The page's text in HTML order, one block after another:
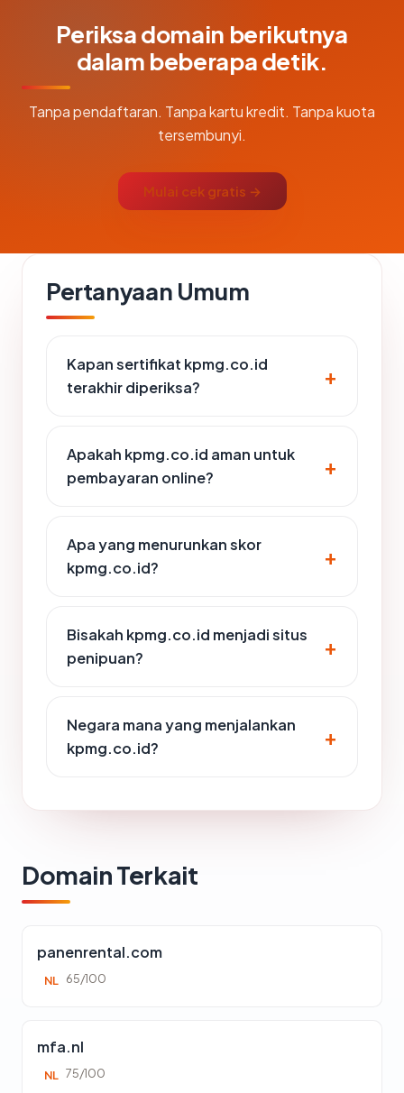
Periksa domain berikutnya
dalam beberapa detik.
Tanpa pendaftaran. Tanpa kartu kredit. Tanpa kuota
tersembunyi.
Mulai cek gratis →
Pertanyaan Umum
Kapan sertifikat kpmg.co.id
terakhir diperiksa?
Apakah kpmg.co.id aman untuk
pembayaran online?
Apa yang menurunkan skor
kpmg.co.id?
Bisakah kpmg.co.id menjadi situs
penipuan?
Negara mana yang menjalankan
kpmg.co.id?
Domain Terkait
panenrental.com
NL 65/100
mfa.nl
NL 75/100